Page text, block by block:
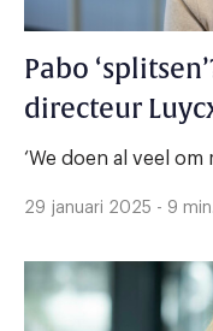
Pabo
directeur
‘We doen al veel om
29 januari 2025 - 9 min.